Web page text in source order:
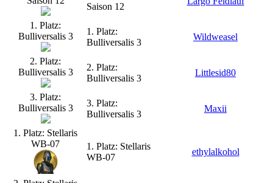
Saison 12
1. Platz:
Bulliversalis 3
1. Platz:
Bulliversalis 3
Wildweasel
2. Platz:
Bulliversalis 3
2. Platz:
Bulliversalis 3
Littlesid80
3. Platz:
Bulliversalis 3
3. Platz:
Bulliversalis 3
Maxii
1. Platz: Stellaris
WB-07
1. Platz: Stellaris
WB-07
ethylalkohol